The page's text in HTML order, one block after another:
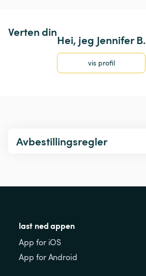
Verten din
Hei, jeg Jennifer B.
vis profil
Avbestillingsregler
last ned appen
App for iOS
App for Android